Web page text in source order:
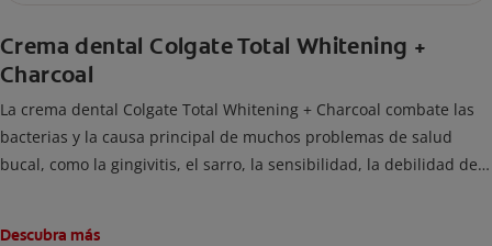
Crema dental Colgate Total Whitening +
Charcoal
La crema dental Colgate Total Whitening + Charcoal combate las
bacterias y la causa principal de muchos problemas de salud
bucal, como la gingivitis, el sarro, la sensibilidad, la debilidad del
Descubra más